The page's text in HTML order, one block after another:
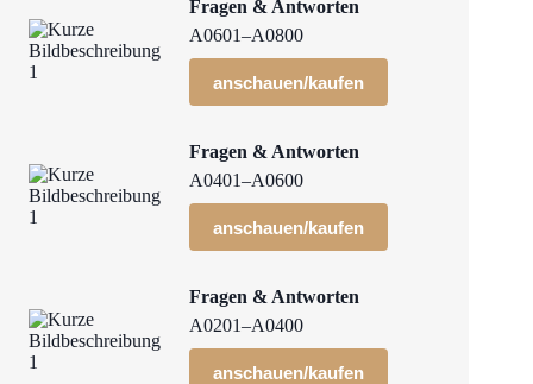
Fragen & Antworten
A0601–A0800
anschauen/kaufen
Fragen & Antworten
A0401–A0600
anschauen/kaufen
Fragen & Antworten
A0201–A0400
anschauen/kaufen